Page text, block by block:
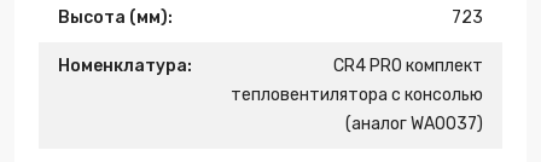
Высота (мм): 723
Номенклатура:
CR4 PRO комплект
тепловентилятора с консолью
(аналог WA0037)